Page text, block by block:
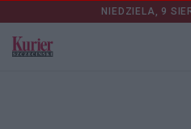
NIEDZIELA, 9